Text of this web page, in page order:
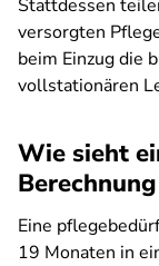
Stattdessen
versorgten
beim Einzug die
vollstationären
Wie sieht
Eine
19 Monaten in